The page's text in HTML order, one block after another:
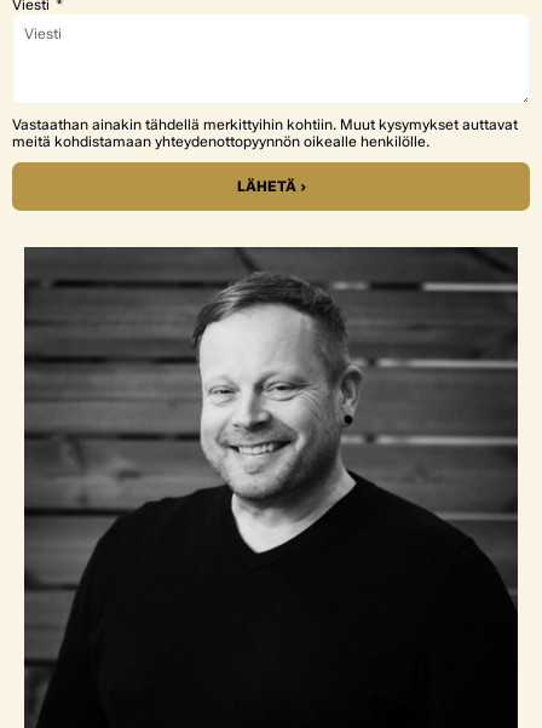
Viesti
Vastaathan ainakin tähdellä merkittyihin kohtiin. Muut kysymykset auttavat
meitä kohdistamaan yhteydenottopyynnön oikealle henkilölle.
LÄHETÄ ›